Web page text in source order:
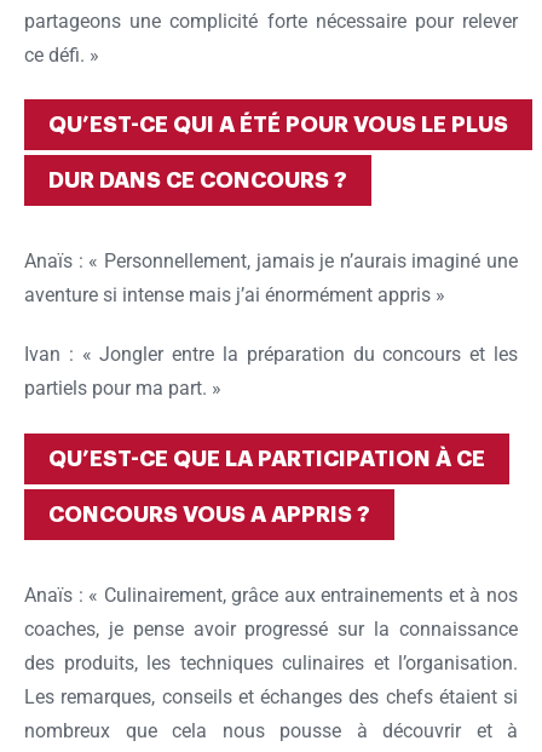
partageons une complicité forte nécessaire pour relever
ce défi. »
QU’EST-CE QUI A ÉTÉ POUR VOUS LE PLUS
DUR DANS CE CONCOURS ?
Anaïs : « Personnellement, jamais je n’aurais imaginé une
aventure si intense mais j’ai énormément appris »
Ivan : « Jongler entre la préparation du concours et les
partiels pour ma part. »
QU’EST-CE QUE LA PARTICIPATION À CE
CONCOURS VOUS A APPRIS ?
Anaïs : « Culinairement, grâce aux entrainements et à nos
coaches, je pense avoir progressé sur la connaissance
des produits, les techniques culinaires et l’organisation.
Les remarques, conseils et échanges des chefs étaient si
nombreux que cela nous pousse à découvrir et à